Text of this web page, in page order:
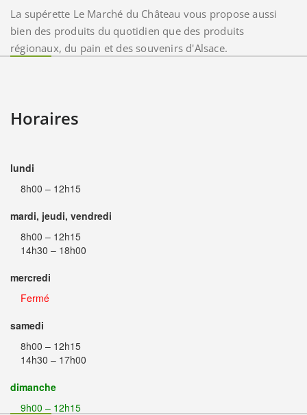
La supérette Le Marché du Château vous propose aussi
bien des produits du quotidien que des produits
régionaux, du pain et des souvenirs d'Alsace.
Horaires
lundi
8h00 – 12h15
mardi, jeudi, vendredi
8h00 – 12h15
14h30 – 18h00
mercredi
Fermé
samedi
8h00 – 12h15
14h30 – 17h00
dimanche
9h00 – 12h15